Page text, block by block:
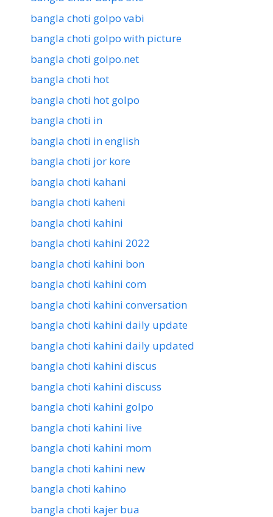
bangla choti golpo vabi
bangla choti golpo with picture
bangla choti golpo.net
bangla choti hot
bangla choti hot golpo
bangla choti in
bangla choti in english
bangla choti jor kore
bangla choti kahani
bangla choti kaheni
bangla choti kahini
bangla choti kahini 2022
bangla choti kahini bon
bangla choti kahini com
bangla choti kahini conversation
bangla choti kahini daily update
bangla choti kahini daily updated
bangla choti kahini discus
bangla choti kahini discuss
bangla choti kahini golpo
bangla choti kahini live
bangla choti kahini mom
bangla choti kahini new
bangla choti kahino
bangla choti kajer bua